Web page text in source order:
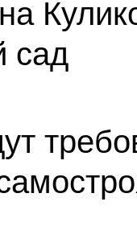
сад